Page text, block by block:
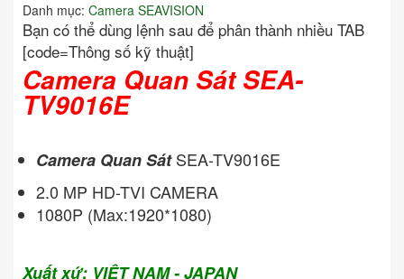
Danh mục: Camera SEAVISION
Bạn có thể dùng lệnh sau để phân thành nhiều TAB
[code=Thông số kỹ thuật]
Camera Quan Sát SEA-
TV9016E
Camera Quan SátSEA-TV9016E
2.0 MP HD-TVI CAMERA
1080P (Max:1920*1080)
Xuất xứ: VIỆT NAM - JAPAN